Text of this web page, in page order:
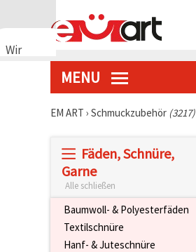
Wir
verwenden
MENU
EM ART › Schmuckzubehör (3217)
Fäden, Schnüre,
Garne
Alle schließen
Baumwoll- & Polyesterfäden
Textilschnüre
Hanf- & Juteschnüre